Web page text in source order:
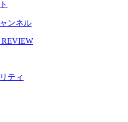
ンネル
REVIEW
ティ